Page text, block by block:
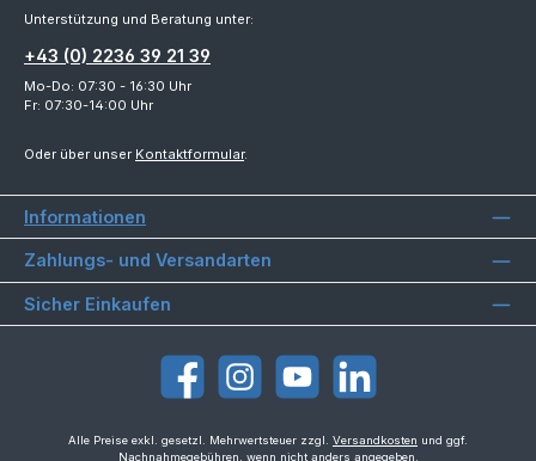
Unterstützung und Beratung unter:
+43 (0) 2236 39 21 39
Mo-Do: 07:30 - 16:30 Uhr
Fr: 07:30-14:00 Uhr
Oder über unser Kontaktformular.
Informationen
Zahlungs- und Versandarten
Sicher Einkaufen
FacebookInstagramYouTubeLinkedIn
Alle Preise exkl. gesetzl. Mehrwertsteuer zzgl. Versandkosten und ggf.
Nachnahmegebühren, wenn nicht anders angegeben.